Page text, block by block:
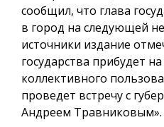
сообщил, что глава
в город на следующей
источники издание
государства прибудет
коллективного
проведет встречу с
Андреем Травниковым».